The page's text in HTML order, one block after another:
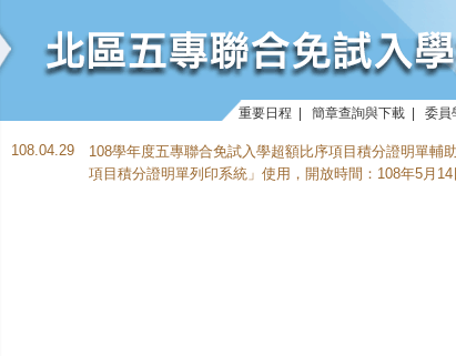
重要日程 簡章查詢與下載 委員
108.04.29 108學年度五專聯合免試入學超額比序項目積分證明單輔
項目積分證明單列印系統 」使用，開放時間：108年5月